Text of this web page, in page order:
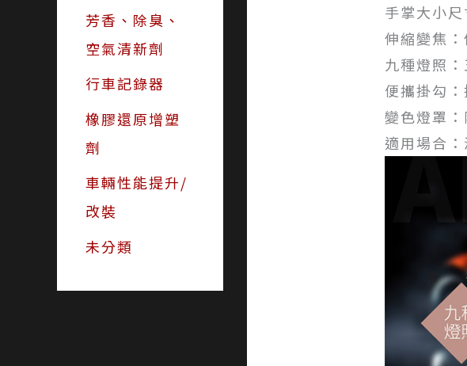
芳香、除臭、
空氣清新劑
行車記錄器
橡膠還原增塑
劑
車輛性能提升/
改裝
未分類
手掌大小
伸縮變焦
九種燈照
便攜掛勾
變色燈罩
適用場合